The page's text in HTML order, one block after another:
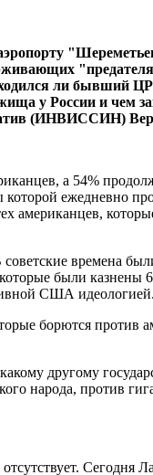
ли бывший
у России и чем
(ИНВИССИН)
а 54%
ежедневно
американцев,
времена
были казнены
США идеологией.
борются против
другому
народа, против
Сегодня